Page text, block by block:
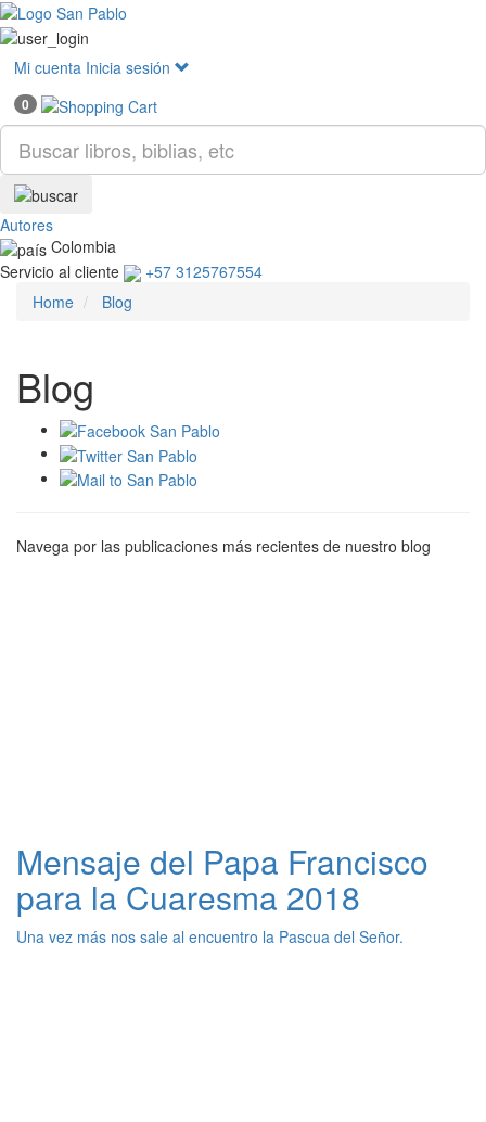
Mi cuenta Inicia sesión
0
Autores
Colombia
Servicio al cliente
+57 3125767554
Home
Blog
Blog
Navega por las publicaciones más recientes de nuestro blog
Mensaje del Papa Francisco
para la Cuaresma 2018
Una vez más nos sale al encuentro la Pascua del Señor.